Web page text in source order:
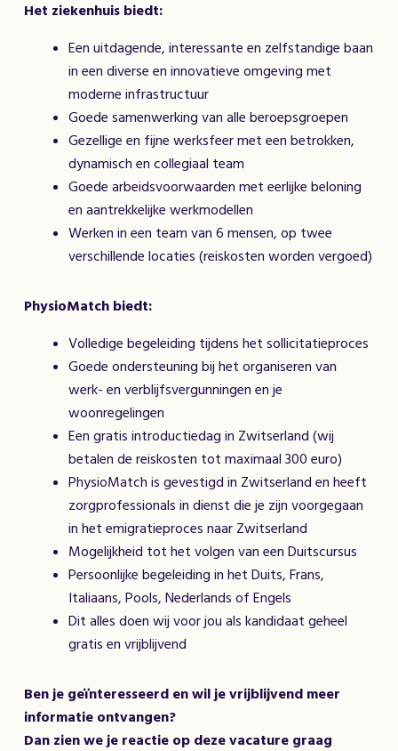
Het ziekenhuis biedt:
Een uitdagende, interessante en zelfstandige baan
in een diverse en innovatieve omgeving met
moderne infrastructuur
Goede samenwerking van alle beroepsgroepen
Gezellige en fijne werksfeer met een betrokken,
dynamisch en collegiaal team
Goede arbeidsvoorwaarden met eerlijke beloning
en aantrekkelijke werkmodellen
Werken in een team van 6 mensen, op twee
verschillende locaties (reiskosten worden vergoed)
PhysioMatch biedt:
Volledige begeleiding tijdens het sollicitatieproces
Goede ondersteuning bij het organiseren van
werk- en verblijfsvergunningen en je
woonregelingen
Een gratis introductiedag in Zwitserland (wij
betalen de reiskosten tot maximaal 300 euro)
PhysioMatch is gevestigd in Zwitserland en heeft
zorgprofessionals in dienst die je zijn voorgegaan
in het emigratieproces naar Zwitserland
Mogelijkheid tot het volgen van een Duitscursus
Persoonlijke begeleiding in het Duits, Frans,
Italiaans, Pools, Nederlands of Engels
Dit alles doen wij voor jou als kandidaat geheel
gratis en vrijblijvend
Ben je geïnteresseerd en wil je vrijblijvend meer
informatie ontvangen?
Dan zien we je reactie op deze vacature graag